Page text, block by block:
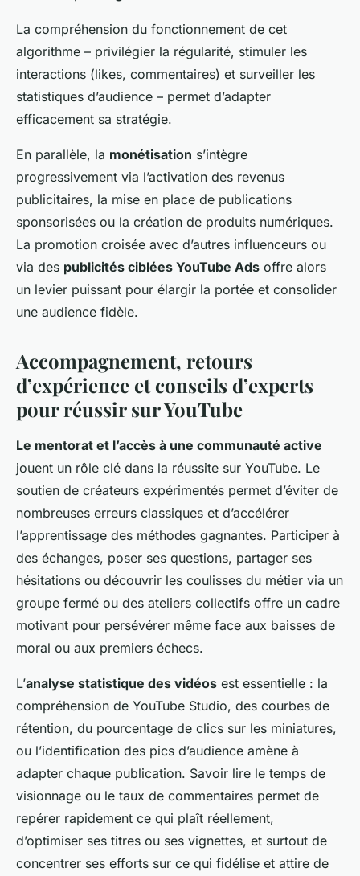
La compréhension du fonctionnement de cet
algorithme – privilégier la régularité, stimuler les
interactions (likes, commentaires) et surveiller les
statistiques d’audience – permet d’adapter
efficacement sa stratégie.
En parallèle, la monétisation s’intègre
progressivement via l’activation des revenus
publicitaires, la mise en place de publications
sponsorisées ou la création de produits numériques.
La promotion croisée avec d’autres influenceurs ou
via des publicités ciblées YouTube Ads offre alors
un levier puissant pour élargir la portée et consolider
une audience fidèle.
Accompagnement, retours
d’expérience et conseils d’experts
pour réussir sur YouTube
Le mentorat et l’accès à une communauté active
jouent un rôle clé dans la réussite sur YouTube. Le
soutien de créateurs expérimentés permet d’éviter de
nombreuses erreurs classiques et d’accélérer
l’apprentissage des méthodes gagnantes. Participer à
des échanges, poser ses questions, partager ses
hésitations ou découvrir les coulisses du métier via un
groupe fermé ou des ateliers collectifs offre un cadre
motivant pour persévérer même face aux baisses de
moral ou aux premiers échecs.
L’analyse statistique des vidéos est essentielle : la
compréhension de YouTube Studio, des courbes de
rétention, du pourcentage de clics sur les miniatures,
ou l’identification des pics d’audience amène à
adapter chaque publication. Savoir lire le temps de
visionnage ou le taux de commentaires permet de
repérer rapidement ce qui plaît réellement,
d’optimiser ses titres ou ses vignettes, et surtout de
concentrer ses efforts sur ce qui fidélise et attire de